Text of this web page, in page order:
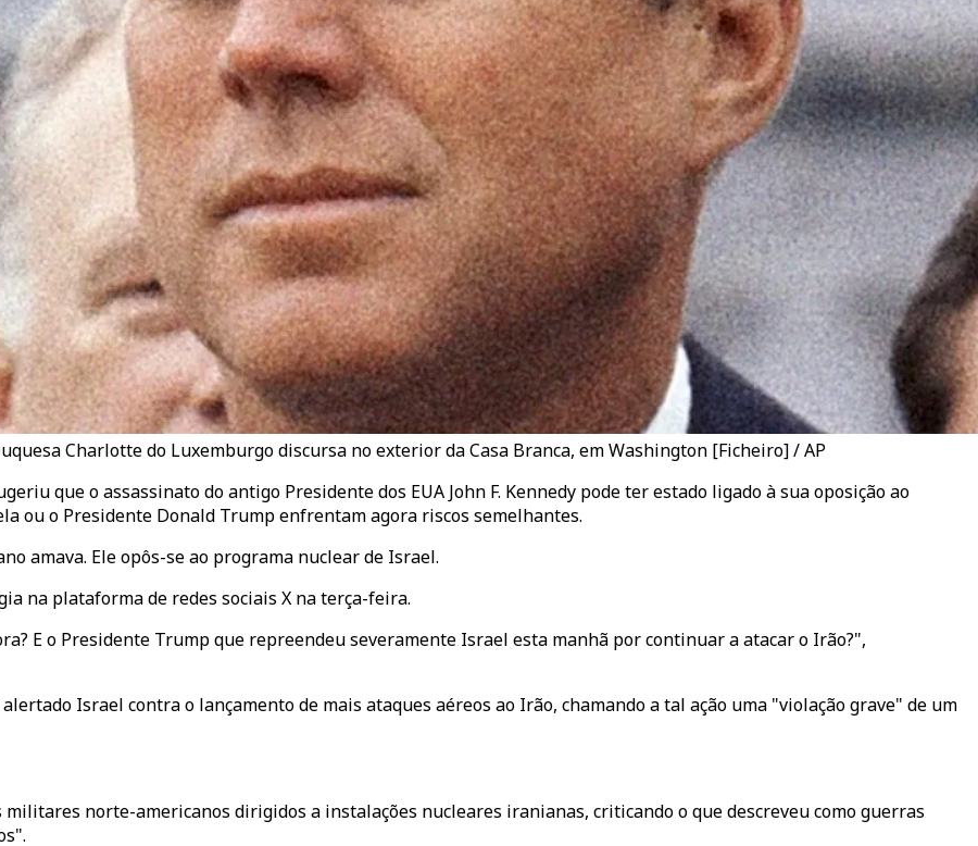
Charlotte do Luxemburgo discursa no exterior da Casa Branca, em Washington [Ficheiro] / AP
que o assassinato do antigo Presidente dos EUA John F. Kennedy pode ter estado ligado à sua oposição ao
ou o Presidente Donald Trump enfrentam agora riscos semelhantes.
amava. Ele opôs-se ao programa nuclear de Israel.
na plataforma de redes sociais X na terça-feira.
E o Presidente Trump que repreendeu severamente Israel esta manhã por continuar a atacar o Irão?",
Israel contra o lançamento de mais ataques aéreos ao Irão, chamando a tal ação uma "violação grave" de um
norte-americanos dirigidos a instalações nucleares iranianas, criticando o que descreveu como guerras